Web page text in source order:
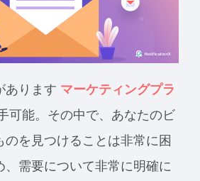
あります マーケティングプラ
可能。その中で、あなたのビ
のを見つけることは非常に困
需要について非常に明確に